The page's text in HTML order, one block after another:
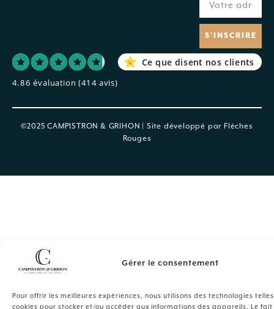
Gérer le consentement
Pour offrir les meilleures expériences, nous utilisons des technologies
cookies pour stocker et/ou accéder aux informations des appareils. Le
S'INSCRIRE
Ce que disent nos clients
4.86 évaluation (414 avis)
©2025 CAMPISTRON & GRIHON | Site développé par Flèches
Rouges